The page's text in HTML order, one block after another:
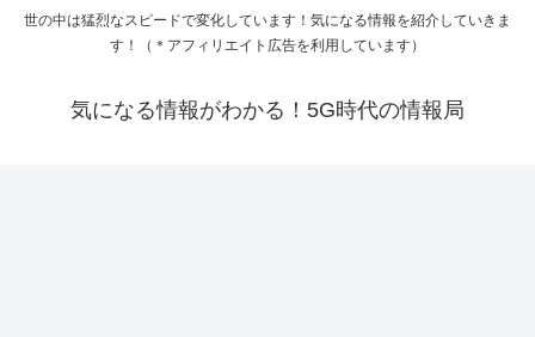
世の中は猛烈なスピードで変化しています！気になる情報を紹介していきま
す！（＊アフィリエイト広告を利用しています）
気になる情報がわかる！5G時代の情報局